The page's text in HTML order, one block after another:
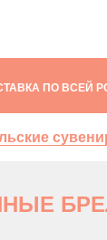
ПО ВСЕЙ